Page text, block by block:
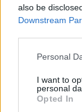
also be
Downstream
Please note
not limited to
grant or deny
use your data
Personal
I want to
personal
Opted In
területen
könnyíti a
eltávolítását.